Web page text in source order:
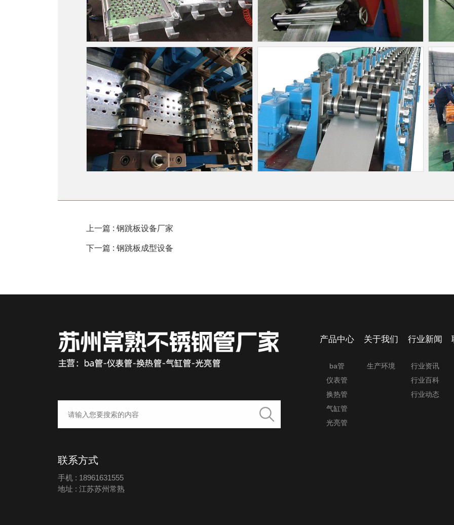
上一篇 : 钢跳板设备厂家
下一篇 : 钢跳板成型设备
联系方式
手机 : 18961631555
地址 : 江苏苏州常熟
产品中心
ba管
仪表管
换热管
气缸管
光亮管
关于我们
生产环境
行业新闻
行业资讯
行业百科
行业动态